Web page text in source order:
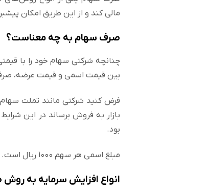
مالی کند و از این طریق امکان
صرف سهام به چه معناست؟
چنانچه شرکتی سهام خود را با
بین قیمت اسمی و قیمت عرضه،
بود.
مبلغ اسمی هر سهم 1000 ریال است.
انواع افزایش سرمایه به